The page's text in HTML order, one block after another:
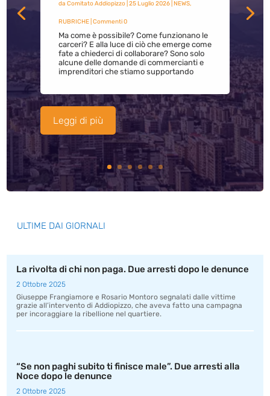
da Comitato Addiopizzo| 25 Luglio 2026| NEWS,
RUBRICHE| Commenti 0
Ma come è possibile? Come funzionano le
carceri? E alla luce di ciò che emerge come
fate a chiederci di collaborare? Sono solo
alcune delle domande di commercianti e
imprenditori che stiamo supportando
Leggi di più
ULTIME DAI GIORNALI
La rivolta di chi non paga. Due arresti dopo le denunce
2 Ottobre 2025
Giuseppe Frangiamore e Rosario Montoro segnalati dalle vittime
grazie all’intervento di Addiopizzo, che aveva fatto una campagna
per incoraggiare la ribellione nel quartiere.
“Se non paghi subito ti finisce male”. Due arresti alla
Noce dopo le denunce
2 Ottobre 2025